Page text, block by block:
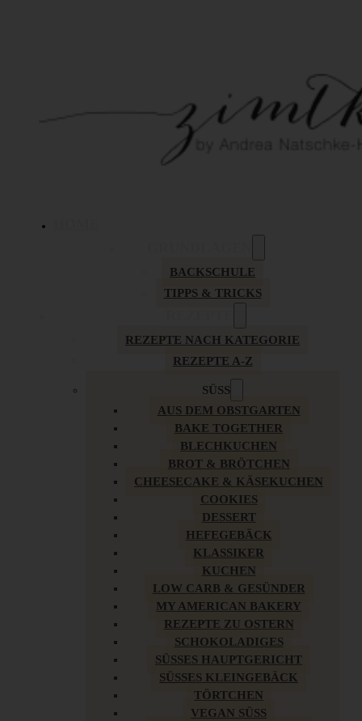
BACKSCHULE
TIPPS & TRICKS
REZEPTE NACH KATEGORIE
REZEPTE A-Z
SÜSS
AUS DEM OBSTGARTEN
BAKE TOGETHER
BLECHKUCHEN
BROT & BRÖTCHEN
CHEESECAKE & KÄSEKUCHEN
COOKIES
DESSERT
HEFEGEBÄCK
KLASSIKER
KUCHEN
LOW CARB & GESÜNDER
MY AMERICAN BAKERY
REZEPTE ZU OSTERN
SCHOKOLADIGES
SÜSSES HAUPTGERICHT
SÜSSES KLEINGEBÄCK
TÖRTCHEN
VEGAN SÜSS